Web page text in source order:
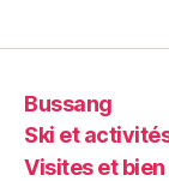
Bussang
Ski et
Visites et